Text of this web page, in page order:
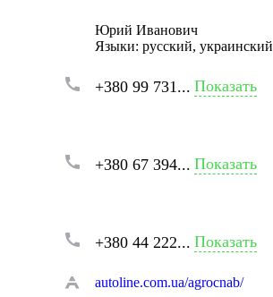
Юрий Иванович
Языки: русский, украинский
+380 99 731... Показать
+380 67 394... Показать
+380 44 222... Показать
autoline.com.ua/agrocnab/